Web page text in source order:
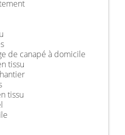
de canapé à domicile
tissu
tissu